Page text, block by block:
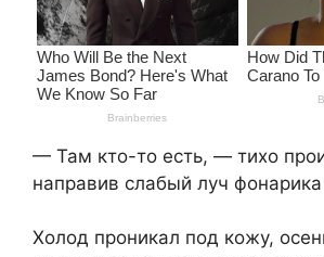
— Там кто-то есть, — тихо
направив слабый луч
Холод проникал под кожу,